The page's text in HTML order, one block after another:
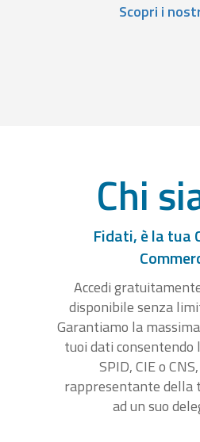
Scopri i
Chi
Fidati, è la tua
Accedi
disponibile senza
Garantiamo la
tuoi dati consentendo
SPID, CIE o
rappresentante della
ad un suo